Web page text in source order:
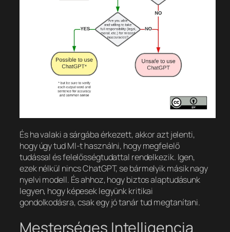
És ha valaki a sárgába érkezett, akkor azt jelenti,
hogy úgy tud MI-t használni, hogy megfelelő
tudással és felelősségtudattal rendelkezik. Igen,
ezek nélkül nincs ChatGPT, se bármelyik másik nagy
nyelvi modell. És ahhoz, hogy biztos alaptudásunk
legyen, hogy képesek legyünk kritikai
gondolkodásra, csak egy jó tanár tud megtanítani.
Mesterséges Intelligencia